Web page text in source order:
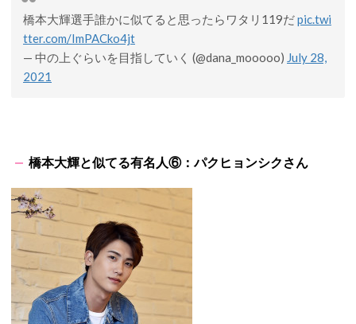
橋本大輝選手誰かに似てると思ったらワタリ119だpic.twi
tter.com/ImPACko4jt
— 中の上ぐらいを目指していく (@dana_mooooo) July 28,
2021
橋本大輝と似てる有名人⑥：パクヒョンシクさん